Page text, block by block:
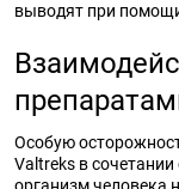
выводят при
Особую
Valtreks в